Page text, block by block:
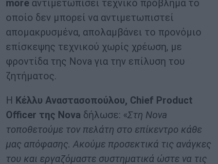
more αντιμετωπίσει τεχνικό πρόβλημα το
οποίο δεν μπορεί να αντιμετωπιστεί
απομακρυσμένα, απολαμβάνει το προνόμιο
επίσκεψης τεχνικού χωρίς χρέωση, με
φροντίδα της Nova για την επίλυση του
ζητήματος.
Η Κέλλυ Αναστασοπούλου, Chief Product
Officer της Νova δήλωσε: «Στη Nova
τοποθετούμε τον πελάτη στο επίκεντρο κάθε
μας απόφασης. Ακούμε προσεκτικά τις ανάγκες
του και εργαζόμαστε συστηματικά ώστε να τις